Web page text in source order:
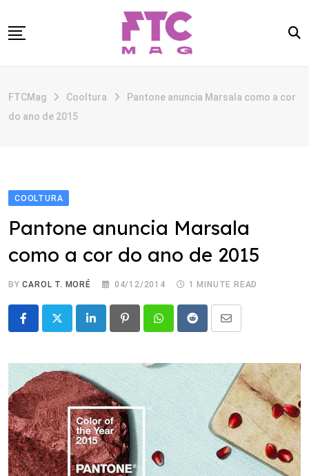
to
CATEGORIAS
FTCMag Cooltura
Pantone anuncia Marsala como a cor
do ano de 2015
COOLTURA
Pantone anuncia Marsala
como a cor do ano de 2015
BYCAROL T. MORÉ 04/12/2014 1 MINUTE READ
LinkedIn PinterestWhatsappRedditShare
Email